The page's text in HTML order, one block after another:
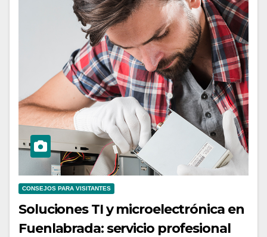
CONSEJOS PARA VISITANTES
Soluciones TI y microelectrónica en
Fuenlabrada: servicio profesional